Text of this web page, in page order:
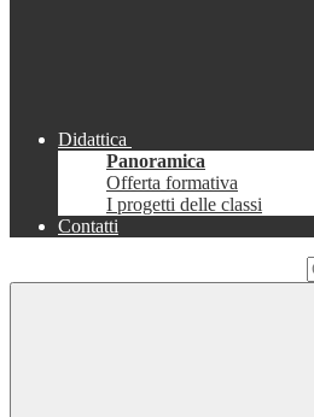
Didattica
Panoramica
Offerta formativa
I progetti delle classi
Contatti